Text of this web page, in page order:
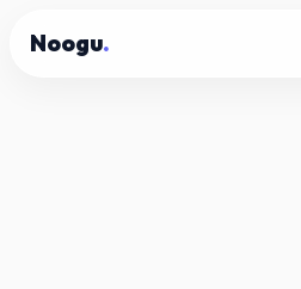
Noogu.